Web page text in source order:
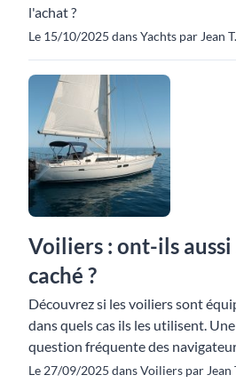
l'achat ?
Le 15/10/2025 dans Yachts par Jean T.
Voiliers : ont-ils
caché ?
Découvrez si les voiliers sont
dans quels cas ils les utilisent.
question fréquente des
Le 27/09/2025 dans Voiliers par Jean